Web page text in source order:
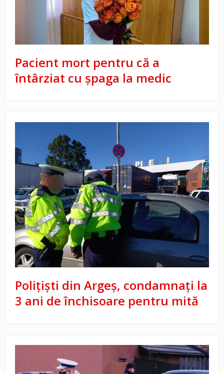
Pacient mort pentru că a
întârziat cu şpaga la medic
Polițiști din Argeș, condamnați la
3 ani de închisoare pentru mită